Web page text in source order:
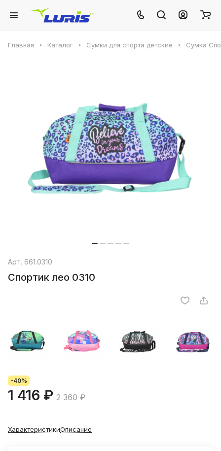
Главная Каталог Сумки для спорта детские Сумка
Арт. 661.0310
Спортик лео 0310
-40%
1 416 ₽ 2 360 ₽
ХарактеристикиОписание